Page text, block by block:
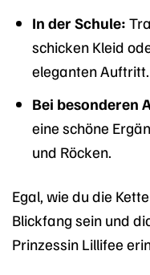
In der Schule:
schicken Kleid
eleganten Auftritt.
Bei besonderen
eine schöne
und Röcken.
Egal, wie du die
Blickfang sein und
Prinzessin Lillifee